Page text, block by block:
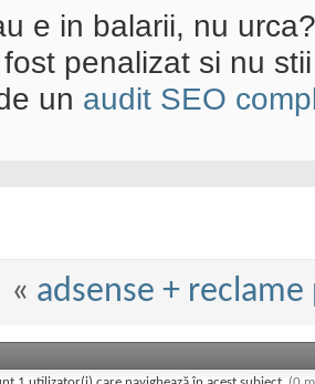
e in balarii, nu
penalizat si nu
un audit SEO
« adsense +